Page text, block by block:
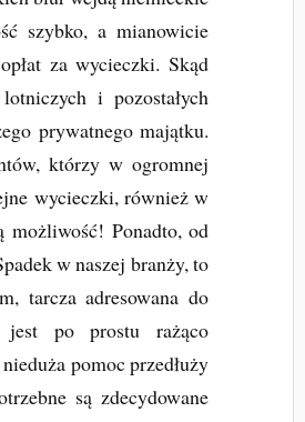
szybko, a mianowicie
za wycieczki. Skąd
i pozostałych
prywatnego majątku.
którzy w ogromnej
wycieczki, również w
możliwość! Ponadto, od
w naszej branży, to
tarcza adresowana do
po prostu rażąco
pomoc przedłuży
są zdecydowane